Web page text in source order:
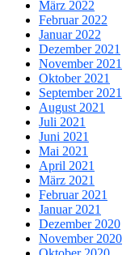
März 2022
Februar 2022
Januar 2022
Dezember 2021
November 2021
Oktober 2021
September 2021
August 2021
Juli 2021
Juni 2021
Mai 2021
April 2021
März 2021
Februar 2021
Januar 2021
Dezember 2020
November 2020